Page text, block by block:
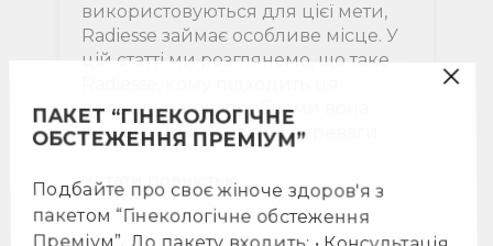
використовуються для цієї мети,
Radiesse займає особливе місце. У
цій статті ми розглянемо, що таке
процедура, які проблеми вона
вирішує і які її головні переваги.
Читати повнiстью
Подбайте про своє жіноче здоров'я з
пакетом “Гінекологічне обстеження
Преміум”. До пакету входить: • Консультація
Консультація мамолога Інтерпретація
аналізів УЗД молочних залоз • УЗД органів
малого тазу УЗД щитоподібної залози УЗД
лімфатичних вузлів (2 пара) акселярные и
парощитовидные • Кольпоскопія шийки